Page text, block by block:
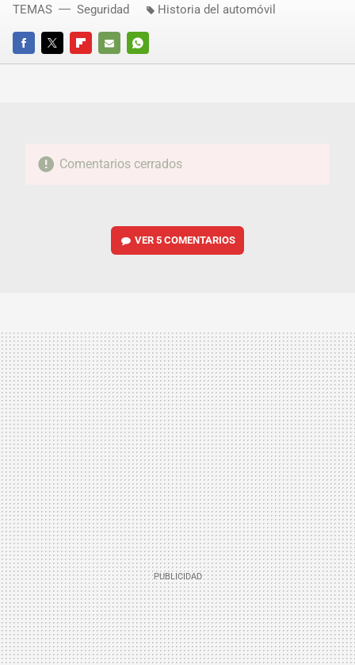
FACEBOOKTWITTERFLIPBOARD
E-
WHATSAPP
TEMAS Seguridad Historia del automóvil
Comentarios cerrados
VER5 COMENTARIOS